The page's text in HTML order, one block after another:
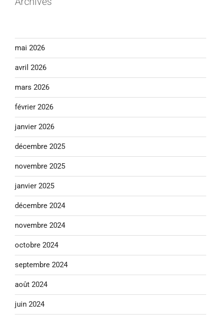
mai 2026
avril 2026
mars 2026
février 2026
janvier 2026
décembre 2025
novembre 2025
janvier 2025
décembre 2024
novembre 2024
octobre 2024
septembre 2024
août 2024
juin 2024